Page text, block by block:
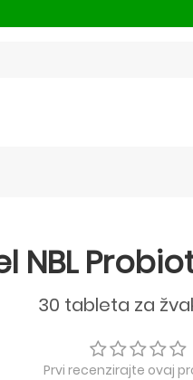
NBL
30 tableta za
Prvi recenzirajte ovaj